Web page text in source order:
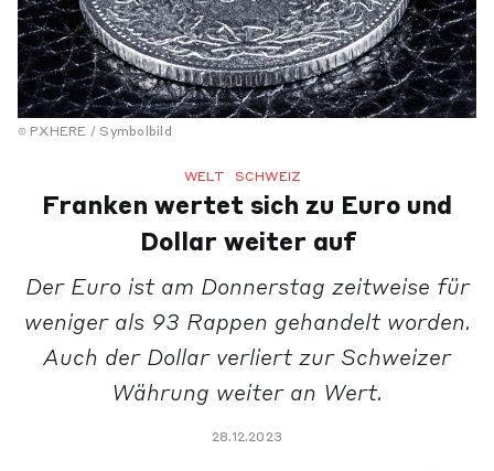
PXHERE / Symbolbild
WELT SCHWEIZ
Franken wertet sich zu Euro und
Dollar weiter auf
Der Euro ist am Donnerstag zeitweise für
weniger als 93 Rappen gehandelt worden.
Auch der Dollar verliert zur Schweizer
Währung weiter an Wert.
28.12.2023